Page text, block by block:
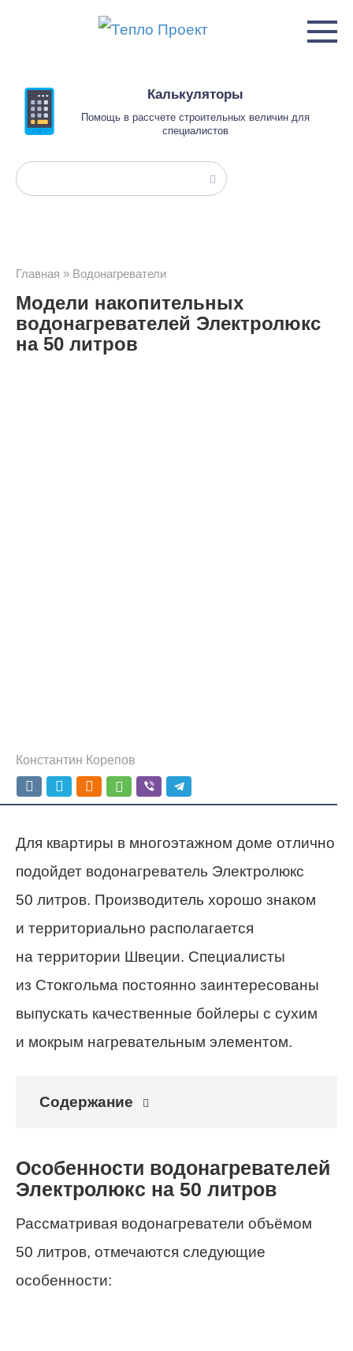
Калькуляторы
Помощь в рассчете строительных величин для
специалистов
Поиск:
Главная » Водонагреватели
Модели накопительных
водонагревателей Электролюкс
на 50 литров
Константин Корепов
Для квартиры в многоэтажном доме отлично
подойдет водонагреватель Электролюкс
50 литров. Производитель хорошо знаком
и территориально располагается
на территории Швеции. Специалисты
из Стокгольма постоянно заинтересованы
выпускать качественные бойлеры с сухим
и мокрым нагревательным элементом.
Содержание
Особенности водонагревателей
Электролюкс на 50 литров
Рассматривая водонагреватели объёмом
50 литров, отмечаются следующие
особенности: